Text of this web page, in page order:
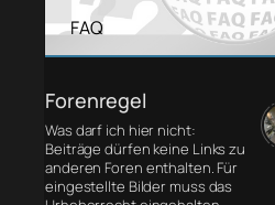
FAQ
Forenregel
Was darf ich hier nicht:
Beiträge dürfen keine Links zu
anderen Foren enthalten. Für
eingestellte Bilder muss das